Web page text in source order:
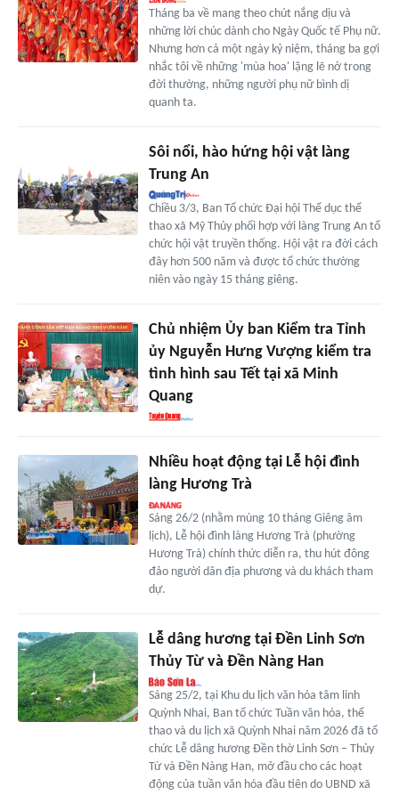
Tháng ba về mang theo chút nắng dịu và
những lời chúc dành cho Ngày Quốc tế Phụ nữ.
Nhưng hơn cả một ngày kỷ niệm, tháng ba gợi
nhắc tôi về những 'mùa hoa' lặng lẽ nở trong
đời thường, những người phụ nữ bình dị
quanh ta.
Sôi nổi, hào hứng hội vật làng
Trung An
Chiều 3/3, Ban Tổ chức Đại hội Thể dục thể
thao xã Mỹ Thủy phối hợp với làng Trung An tổ
chức hội vật truyền thống. Hội vật ra đời cách
đây hơn 500 năm và được tổ chức thường
niên vào ngày 15 tháng giêng.
Chủ nhiệm Ủy ban Kiểm tra Tỉnh
ủy Nguyễn Hưng Vượng kiểm tra
tình hình sau Tết tại xã Minh
Quang
Nhiều hoạt động tại Lễ hội đình
làng Hương Trà
Sáng 26/2 (nhằm mùng 10 tháng Giêng âm
lịch), Lễ hội đình làng Hương Trà (phường
Hương Trà) chính thức diễn ra, thu hút đông
đảo người dân địa phương và du khách tham
dự.
Lễ dâng hương tại Đền Linh Sơn
Thủy Từ và Đền Nàng Han
Sáng 25/2, tại Khu du lịch văn hóa tâm linh
Quỳnh Nhai, Ban tổ chức Tuần văn hóa, thể
thao và du lịch xã Quỳnh Nhai năm 2026 đã tổ
chức Lễ dâng hương Đền thờ Linh Sơn – Thủy
Từ và Đền Nàng Han, mở đầu cho các hoạt
động của tuần văn hóa đầu tiên do UBND xã